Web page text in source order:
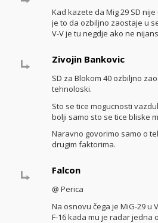
Kad kazete da Mig 29 SD
je to da ozbiljno zaostaje u
V-V je tu negdje ako ne
Zivojin Bankovic
SD za Blokom 40 ozbiljno
tehnoloski.
Sto se tice mogucnosti
bolji samo sto se tice bliske
Naravno govorimo samo o
drugim faktorima.
Falcon
@ Perica
Na osnovu čega je MiG-29 u
F-16 kada mu je radar jedna